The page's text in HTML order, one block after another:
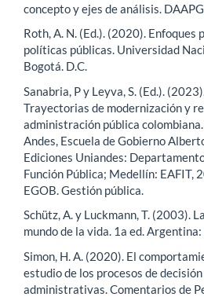
concepto y ejes de análisis.
Roth, A. N. (Ed.). (2020). Enfoques
políticas públicas. Universidad
Bogotá. D.C.
Sanabria, P y Leyva, S. (Ed.).
Trayectorias de modernización y
administración pública
Andes, Escuela de Gobierno
Ediciones Uniandes:
Función Pública; Medellín: EAFIT,
EGOB. Gestión pública.
Schütz, A. y Luckmann, T. (2003).
mundo de la vida. 1a ed.
Simon, H. A. (2020). El
estudio de los procesos de
administrativas. Comentarios de